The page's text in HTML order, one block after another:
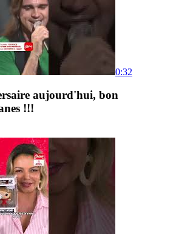
0:32
aujourd'hui, bon
!!!